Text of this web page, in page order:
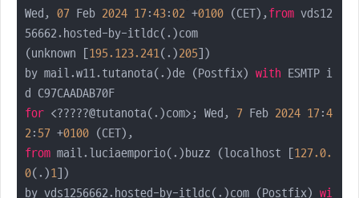
Wed, 07 Feb 2024 17 :43:02 +0100 (CET),from vds12
56662.hosted-by-itldc(.)com
(unknown [195.123.241(.)205])
by mail.w11.tutanota(.)de (Postfix) with ESMTP i
for <?????@tutanota(.)com>; Wed, 7 Feb 2024 17 :4
2:57 +0100
from mail.luciaemporio(.)buzz (localhost [127.0.
0(.)1])
by vds1256662.hosted-by-itldc(.)com (Postfix) wi